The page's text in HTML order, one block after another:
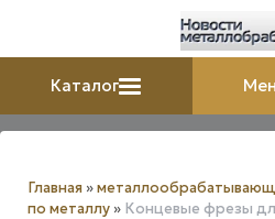
Каталог
Главная »
по металлу » Концевые фрезы